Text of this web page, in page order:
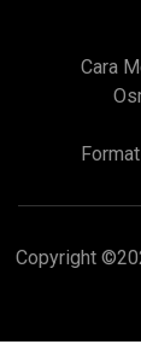
Cara
Copyright ©